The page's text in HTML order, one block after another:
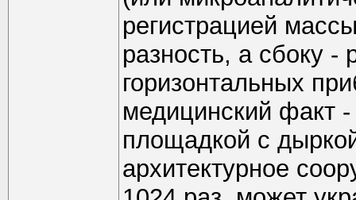
регистрацией
разность, а сбоку -
горизонтальных
медицинский факт -
площадкой с
архитектурное